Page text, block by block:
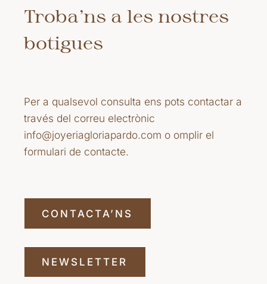
Troba’ns a les nostres
botigues
Per a qualsevol consulta ens pots contactar a
través del correu electrònic
info@joyeriagloriapardo.com o omplir el
formulari de contacte.
CONTACTA’NS
NEWSLETTER